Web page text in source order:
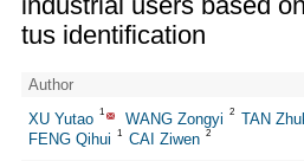
industrial users based
tus identification
Author
XU Yutao 1 WANG Zongyi 2 TAN
FENG Qihui 1 CAI Ziwen 2